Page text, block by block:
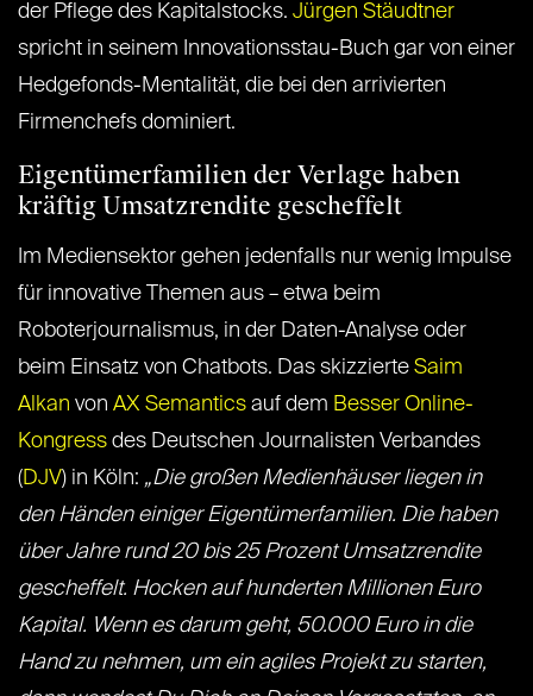
der Pflege des Kapitalstocks. Jürgen Stäudtner
spricht in seinem Innovationsstau-Buch gar von einer
Hedgefonds-Mentalität, die bei den arrivierten
Firmenchefs dominiert.
Eigentümerfamilien der Verlage haben
kräftig Umsatzrendite gescheffelt
Im Mediensektor gehen jedenfalls nur wenig Impulse
für innovative Themen aus – etwa beim
Roboterjournalismus, in der Daten-Analyse oder
beim Einsatz von Chatbots. Das skizzierte Saim
Alkan von AX Semantics auf dem Besser Online-
Kongress des Deutschen Journalisten Verbandes
(DJV) in Köln: „Die großen Medienhäuser liegen in
den Händen einiger Eigentümerfamilien. Die haben
über Jahre rund 20 bis 25 Prozent Umsatzrendite
gescheffelt. Hocken auf hunderten Millionen Euro
Kapital. Wenn es darum geht, 50.000 Euro in die
Hand zu nehmen, um ein agiles Projekt zu starten,